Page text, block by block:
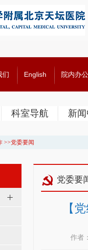
们 English 院内办公
科室导航 新
>>党委要闻
党委要
【
作者